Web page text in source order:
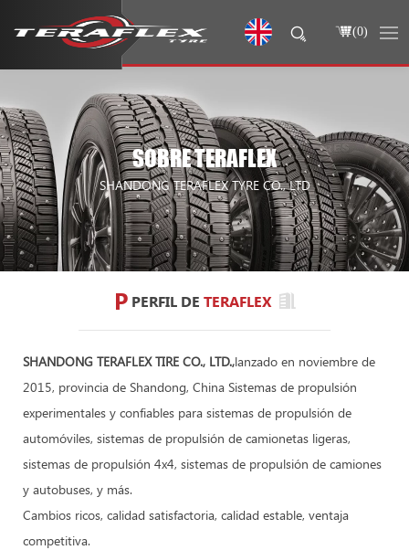
(0)
SOBRE TERAFLEX
SHANDONG TERAFLEX TYRE CO., LTD
P PERFIL DE TERAFLEX
SHANDONG TERAFLEX TIRE CO., LTD.,lanzado en noviembre de
2015, provincia de Shandong, China Sistemas de propulsión
experimentales y confiables para sistemas de propulsión de
automóviles, sistemas de propulsión de camionetas ligeras,
sistemas de propulsión 4x4, sistemas de propulsión de camiones
y autobuses, y más.
Cambios ricos, calidad satisfactoria, calidad estable, ventaja
competitiva.